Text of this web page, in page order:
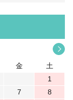
>
金
土
1
7
8